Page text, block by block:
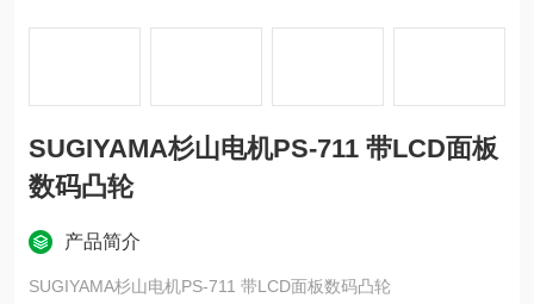
SUGIYAMA杉山电机PS-711 带LCD面板
数码凸轮
产品简介
SUGIYAMA杉山电机PS-711 带LCD面板数码凸轮